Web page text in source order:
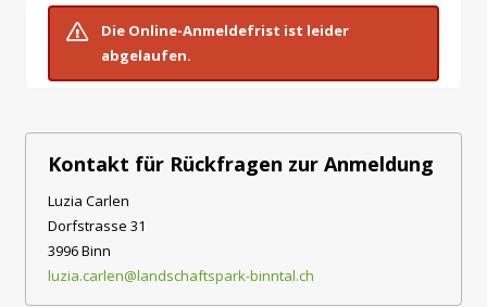
Die Online-Anmeldefrist ist leider
abgelaufen.
Kontakt für Rückfragen zur Anmeldung
Luzia Carlen
Dorfstrasse 31
3996 Binn
luzia.carlen@landschaftspark-binntal.ch